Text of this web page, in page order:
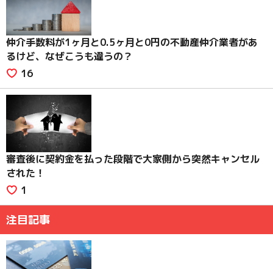
仲介手数料が1ヶ月と0.5ヶ月と0円の不動産仲介業者があ
るけど、なぜこうも違うの？
16
審査後に契約金を払った段階で大家側から突然キャンセル
された！
1
注目記事